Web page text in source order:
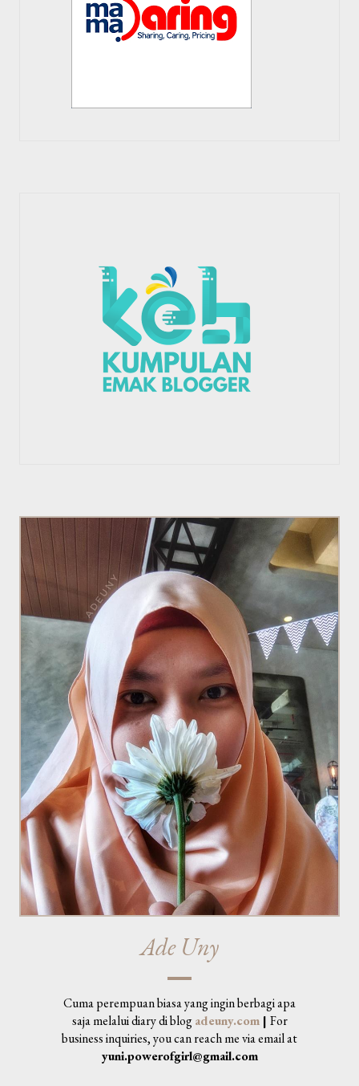
Ade Uny
Cuma perempuan biasa yang ingin berbagi apa
saja melalui diary di blogadeuny.com| For
business inquiries, you can reach me via email at
yuni.powerofgirl@gmail.com